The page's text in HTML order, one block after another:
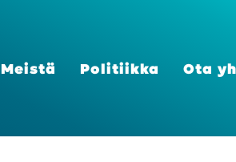
Meis­tä Poli­tiik­ka Ota